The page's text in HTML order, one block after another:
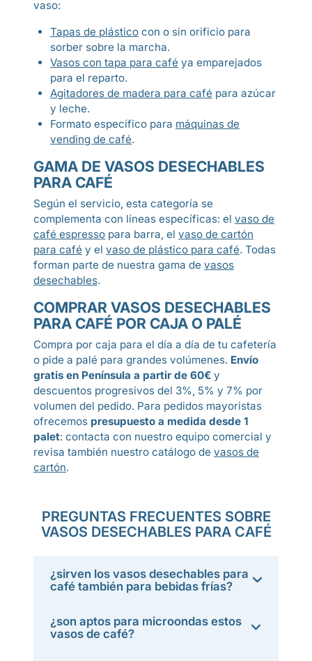
vaso:
Tapas de plástico con o sin orificio para
sorber sobre la marcha.
Vasos con tapa para café ya emparejados
para el reparto.
Agitadores de madera para café para azúcar
y leche.
Formato específico para máquinas de
vending de café.
GAMA DE VASOS DESECHABLES
PARA CAFÉ
Según el servicio, esta categoría se
complementa con líneas específicas: el vaso de
café espresso para barra, el vaso de cartón
para café y el vaso de plástico para café. Todas
forman parte de nuestra gama de vasos
desechables.
COMPRAR VASOS DESECHABLES
PARA CAFÉ POR CAJA O PALÉ
Compra por caja para el día a día de tu cafetería
o pide a palé para grandes volúmenes. Envío
gratis en Península a partir de 60€ y
descuentos progresivos del 3%, 5% y 7% por
volumen del pedido. Para pedidos mayoristas
ofrecemos presupuesto a medida desde 1
palet: contacta con nuestro equipo comercial y
revisa también nuestro catálogo de vasos de
cartón.
PREGUNTAS FRECUENTES SOBRE
VASOS DESECHABLES PARA CAFÉ
¿sirven los vasos desechables para
café también para bebidas frías?
¿son aptos para microondas estos
vasos de café?